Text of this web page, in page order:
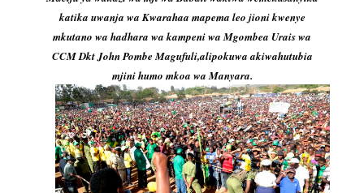
katika uwanja wa Kwarahaa mapema leo jioni kwenye
mkutano wa hadhara wa kampeni wa Mgombea Urais wa
CCM Dkt John Pombe Magufuli,alipokuwa akiwahutubia
mjini humo mkoa wa Manyara.